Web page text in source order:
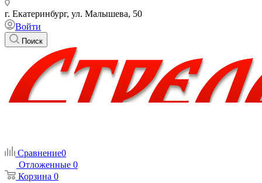
г. Екатеринбург, ул. Малышева, 50
Войти
Поиск
Сравнение0
Отложенные 0
Корзина 0